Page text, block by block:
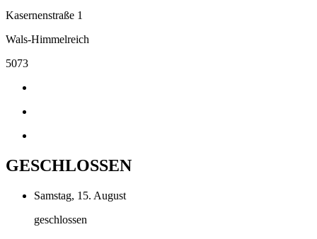
Kasernenstraße 1
Wals-Himmelreich
5073
GESCHLOSSEN
Samstag, 15. August
geschlossen